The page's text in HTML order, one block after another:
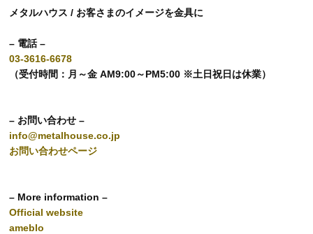
メタルハウス / お客さまのイメージを金具に
– 電話 –
03-3616-6678
（受付時間：月～金 AM9:00～PM5:00 ※土日祝日は休業）
– お問い合わせ –
info@metalhouse.co.jp
お問い合わせページ
– More information –
Official website
ameblo